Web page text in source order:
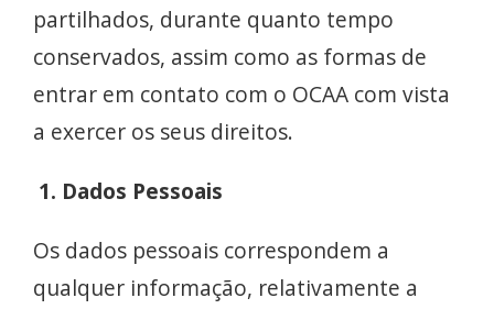
partilhados, durante quanto tempo
conservados, assim como as formas de
entrar em contato com o OCAA com vista
a exercer os seus direitos.
1. Dados Pessoais
Os dados pessoais correspondem a
qualquer informação, relativamente a